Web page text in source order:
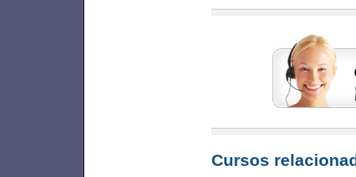
Cursos